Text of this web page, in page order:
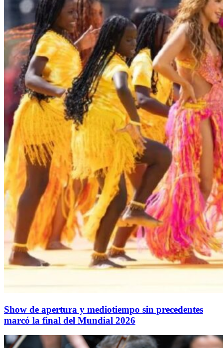
Show de apertura y mediotiempo sin precedentes
marcó la final del Mundial 2026